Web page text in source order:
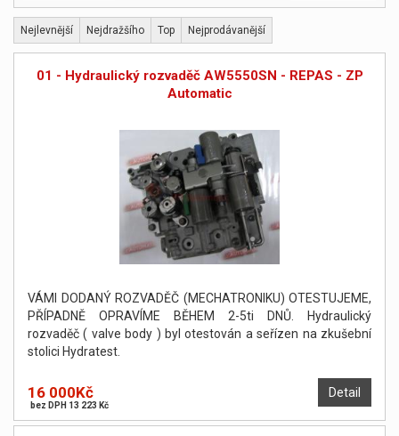
Nejlevnější Nejdražšího Top Nejprodávanější
01 - Hydraulický rozvaděč AW5550SN - REPAS - ZP
Automatic
VÁMI DODANÝ ROZVADĚČ (MECHATRONIKU) OTESTUJEME,
PŘÍPADNĚ OPRAVÍME BĚHEM 2-5ti DNŮ. Hydraulický
rozvaděč ( valve body ) byl otestován a seřízen na zkušební
stolici Hydratest.
Detail
16 000Kč
bez DPH 13 223 Kč